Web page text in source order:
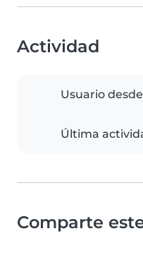
Actividad
Usuario desde
Última
Comparte